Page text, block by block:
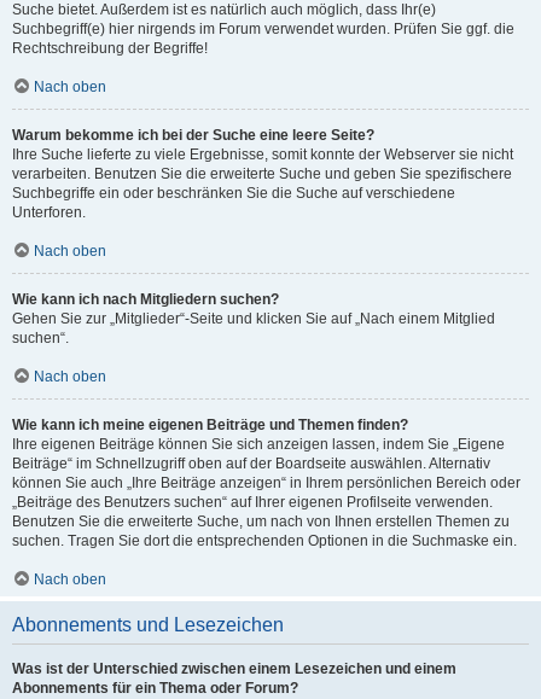
Suche bietet. Außerdem ist es natürlich auch möglich, dass Ihr(e)
Suchbegriff(e) hier nirgends im Forum verwendet wurden. Prüfen Sie ggf. die
Rechtschreibung der Begriffe!
Nach oben
Warum bekomme ich bei der Suche eine leere Seite?
Ihre Suche lieferte zu viele Ergebnisse, somit konnte der Webserver sie nicht
verarbeiten. Benutzen Sie die erweiterte Suche und geben Sie spezifischere
Suchbegriffe ein oder beschränken Sie die Suche auf verschiedene
Unterforen.
Nach oben
Wie kann ich nach Mitgliedern suchen?
Gehen Sie zur „Mitglieder“-Seite und klicken Sie auf „Nach einem Mitglied
suchen“.
Nach oben
Wie kann ich meine eigenen Beiträge und Themen finden?
Ihre eigenen Beiträge können Sie sich anzeigen lassen, indem Sie „Eigene
Beiträge“ im Schnellzugriff oben auf der Boardseite auswählen. Alternativ
können Sie auch „Ihre Beiträge anzeigen“ in Ihrem persönlichen Bereich oder
„Beiträge des Benutzers suchen“ auf Ihrer eigenen Profilseite verwenden.
Benutzen Sie die erweiterte Suche, um nach von Ihnen erstellen Themen zu
suchen. Tragen Sie dort die entsprechenden Optionen in die Suchmaske ein.
Nach oben
Abonnements und Lesezeichen
Was ist der Unterschied zwischen einem Lesezeichen und einem
Abonnements für ein Thema oder Forum?